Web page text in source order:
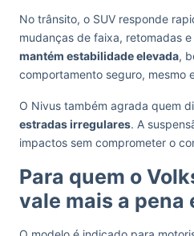
No trânsito, o SUV responde
mudanças de faixa, retomadas
mantém estabilidade elevada,
comportamento seguro, mesmo
O Nivus também agrada quem
estradas irregulares. A
impactos sem comprometer o
Para quem o
vale mais a pena